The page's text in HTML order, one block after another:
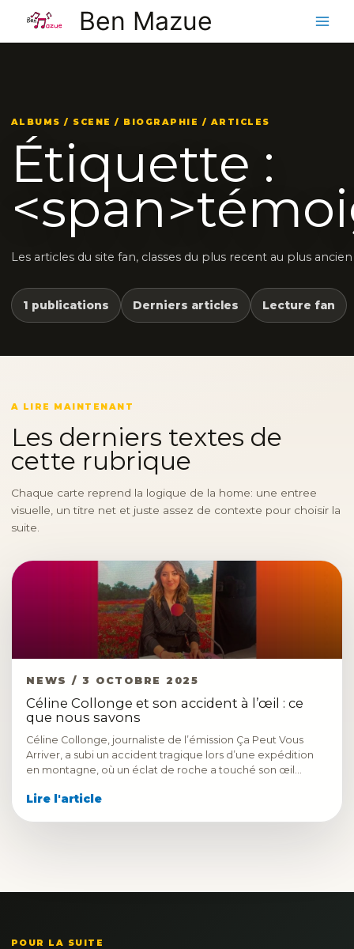
contenu
Ben Mazue
ALBUMS / SCENE / BIOGRAPHIE / ARTICLES
Étiquette :
Les articles du site fan, classes du plus recent au plus
1 publications Derniers articles Lecture fan
A LIRE MAINTENANT
Les derniers textes de
cette rubrique
Chaque carte reprend la logique de la home: une entree
visuelle, un titre net et juste assez de contexte pour choisir la
suite.
NEWS / 3 OCTOBRE 2025
Céline Collonge et son accident à l’œil : ce
que nous savons
Céline Collonge, journaliste de l’émission Ça Peut Vous
Arriver, a subi un accident tragique lors d’une expédition
en montagne, où un éclat de roche a touché son œil…
Lire l'article
POUR LA SUITE